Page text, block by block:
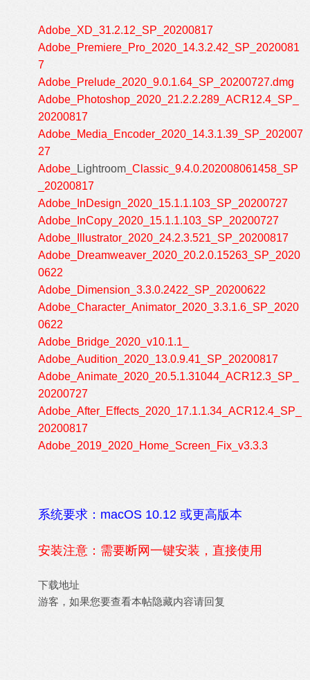
Adobe_XD_31.2.12_SP_20200817
Adobe_Premiere_Pro_2020_14.3.2.42_SP_2020081
7
Adobe_Prelude_2020_9.0.1.64_SP_20200727.dmg
Adobe_Photoshop_2020_21.2.2.289_ACR12.4_SP_
20200817
Adobe_Media_Encoder_2020_14.3.1.39_SP_202007
27
Adobe_
Lightroom _Classic_9.4.0.202008061458_SP
_20200817
Adobe_InDesign_2020_15.1.1.103_SP_20200727
Adobe_InCopy_2020_15.1.1.103_SP_20200727
Adobe_Illustrator_2020_24.2.3.521_SP_20200817
Adobe_Dreamweaver_2020_20.2.0.15263_SP_2020
0622
Adobe_Dimension_3.3.0.2422_SP_20200622
Adobe_Character_Animator_2020_3.3.1.6_SP_2020
0622
Adobe_Bridge_2020_v10.1.1_
Adobe_Audition_2020_13.0.9.41_SP_20200817
Adobe_Animate_2020_20.5.1.31044_ACR12.3_SP_
20200727
Adobe_After_Effects_2020_17.1.1.34_ACR12.4_SP_
20200817
Adobe_2019_2020_Home_Screen_Fix_v3.3.3
系统要求：macOS 10.12 或更高版本
安装注意：需要断网一键安装，直接使用
下载地址
游客，如果您要查看本帖隐藏内容请回复